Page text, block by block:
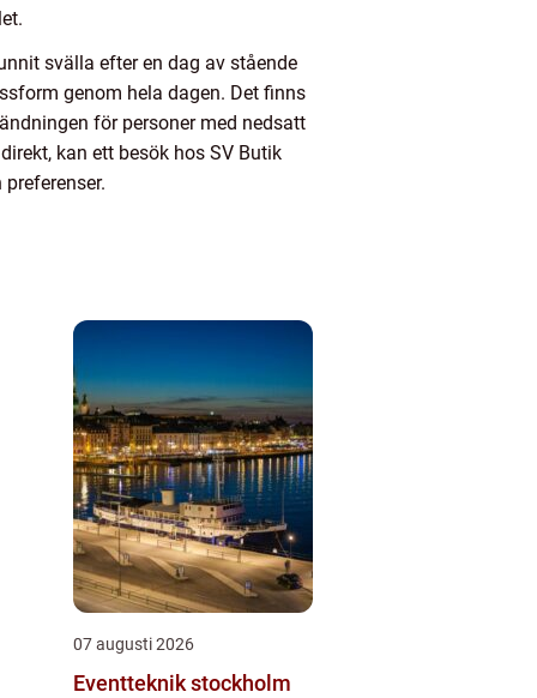
svälla efter en dag av stående
genom hela dagen. Det finns
för personer med nedsatt
kan ett besök hos SV Butik
07 augusti 2026
Eventteknik stockholm